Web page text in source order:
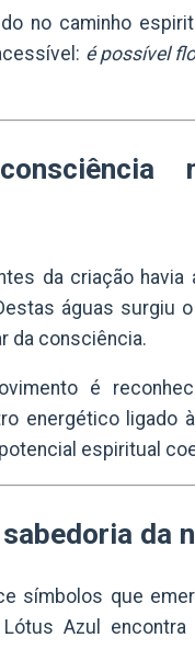
no caminho
é possível
da criação havia
águas surgiu
da consciência.
é
energético ligado
espiritual
da
símbolos que
Azul encontra